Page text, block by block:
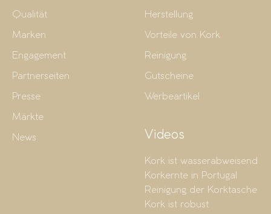
Qualität
Marken
Engagement
Partnerseiten
Presse
Märkte
News
Herstellung
Vorteile von Kork
Reinigung
Gutscheine
Werbeartikel
Videos
Kork ist wasserabweisend
Korkernte in Portugal
Reinigung der Korktasche
Kork ist robust